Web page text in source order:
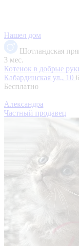
Нашел дом
Шотландская
3 мес.
Котенок в добрые
Кабардинская ул., 10
Бесплатно
Александра
Частный продавец